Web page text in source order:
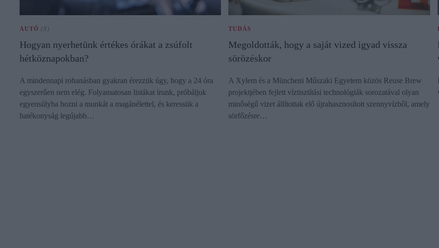
AUTÓ (X)
Hogyan nyerhetünk értékes órákat a zsúfolt
hétköznapokban?
A mindennapi rohanásban gyakran érezzük úgy, hogy a 24 óra
egyszerűen nem elég. Folyamatosan listákat írunk, próbáljuk
egyensúlyba hozni a munkát a magánélettel, és keressük a
hatékonyság legújabb…
TUDÁS
Megoldották, hogy a saját vized igyad vissza
sörözéskor
A Xylem és a Müncheni Műszaki Egyetem közös Reuse Brew
projektjében fejlett víztisztítási technológiák sorozatával olyan
minőségű vizet állítottak elő újrahasznosított szennyvízből, amely
sörfőzésre…